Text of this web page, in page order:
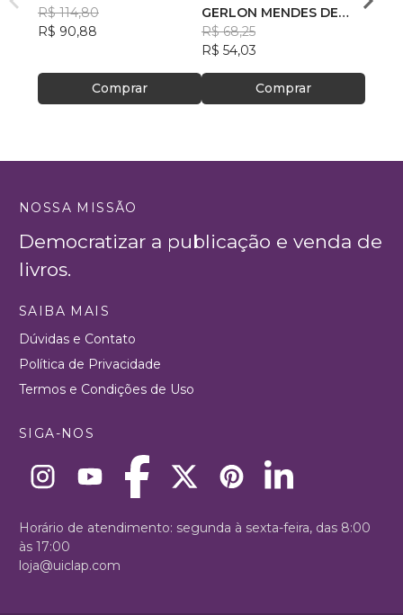
R$ 114,80
R$ 90,88
Comprar
ATIVIDADE POLICIAL
GERLON MENDES DE
SOUZA
R$ 68,25
R$ 54,03
Comprar
NOSSA MISSÃO
Democratizar a publicação e venda de
livros.
SAIBA MAIS
Dúvidas e Contato
Política de Privacidade
Termos e Condições de Uso
SIGA-NOS
Horário de atendimento: segunda à sexta-feira, das 8:00
às 17:00
loja@uiclap.com